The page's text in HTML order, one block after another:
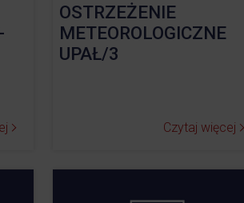
OSTRZEŻENIE
METEOROLOGICZNE
UPAŁ/3
Czytaj więcej